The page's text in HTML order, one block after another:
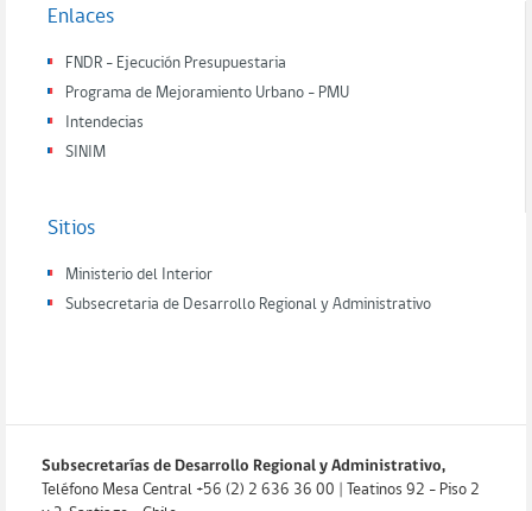
Enlaces
FNDR - Ejecución Presupuestaria
Programa de Mejoramiento Urbano - PMU
Intendecias
SINIM
Sitios
Ministerio del Interior
Subsecretaria de Desarrollo Regional y Administrativo
Subsecretarías de Desarrollo Regional y Administrativo,
Teléfono Mesa Central +56 (2) 2 636 36 00 | Teatinos 92 - Piso 2